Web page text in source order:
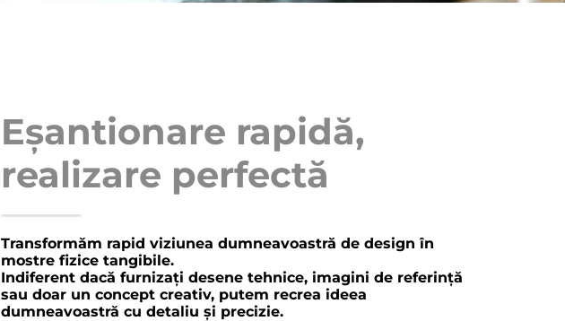
Eșantionare rapidă,
realizare perfectă
Transformăm rapid viziunea dumneavoastră de design în
mostre fizice tangibile.
Indiferent dacă furnizați desene tehnice, imagini de referință
sau doar un concept creativ, putem recrea ideea
dumneavoastră cu detaliu și precizie.